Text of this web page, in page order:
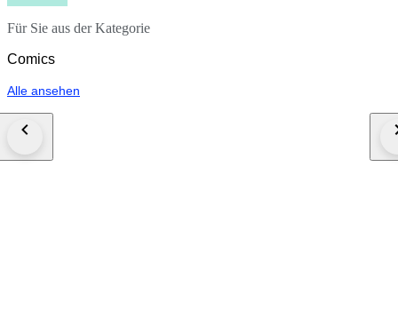
Für Sie aus der Kategorie
Comics
Alle ansehen